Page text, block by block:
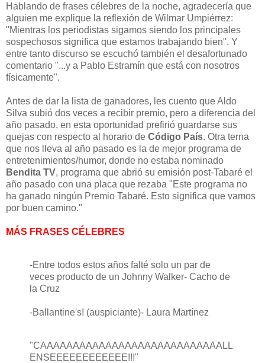
Hablando de frases célebres de la noche, agradecería que
alguien me explique la reflexión de Wilmar Umpiérrez:
"Mientras los periodistas sigamos siendo los principales
sospechosos significa que estamos trabajando bien". Y
entre tanto discurso se escuchó también el desafortunado
comentario "...y a Pablo Estramín que está con nosotros
físicamente".
Antes de dar la lista de ganadores, les cuento que Aldo
Silva subió dos veces a recibir premio, pero a diferencia del
año pasado, en esta oportunidad prefirió guardarse sus
quejas con respecto al horario de Código País. Otra terna
que nos lleva al año pasado es la de mejor programa de
entretenimientos/humor, donde no estaba nominado
Bendita TV, programa que abrió su emisión post-Tabaré el
año pasado con una placa que rezaba "Este programa no
ha ganado ningún Premio Tabaré. Esto significa que vamos
por buen camino."
MÁS FRASES CÉLEBRES
-Entre todos estos años falté solo un par de
veces producto de un Johnny Walker- Cacho de
la Cruz
-Ballantine's! (auspiciante)- Laura Martínez
"CAAAAAAAAAAAAAAAAAAAAAAAAAAAALL
ENSEEEEEEEEEEEE!!!"